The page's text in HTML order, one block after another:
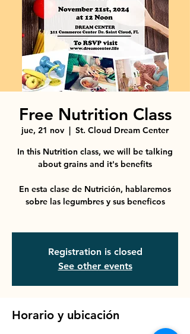
Free Nutrition Class
jue, 21 nov
  |
St. Cloud Dream Center
In this Nutrition class, we will be talking
about grains and it's benefits
En esta clase de Nutrición, hablaremos
sobre las legumbres y sus beneficos
Registration is closed
See other events
Horario y ubicación